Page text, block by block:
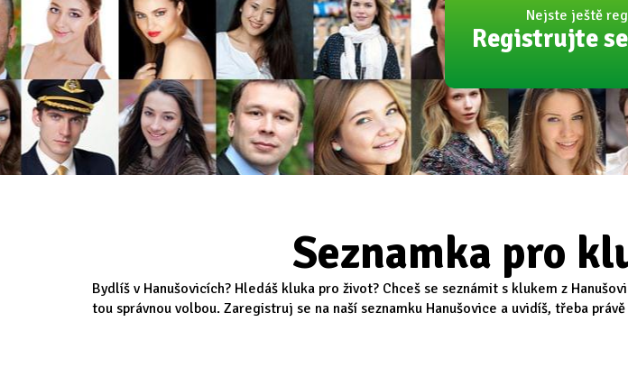
Nejste ještě
Registrujte se
Seznamka pro
Bydlíš v Hanušovicích? Hledáš kluka pro život? Chceš se seznámit s klukem z
tou správnou volbou. Zaregistruj se na naší seznamku Hanušovice a uvidíš, třeba